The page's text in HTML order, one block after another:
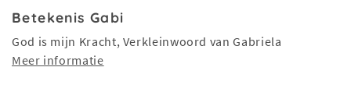
Betekenis Gabi
God is mijn Kracht, Verkleinwoord van Gabriela
Meer informatie